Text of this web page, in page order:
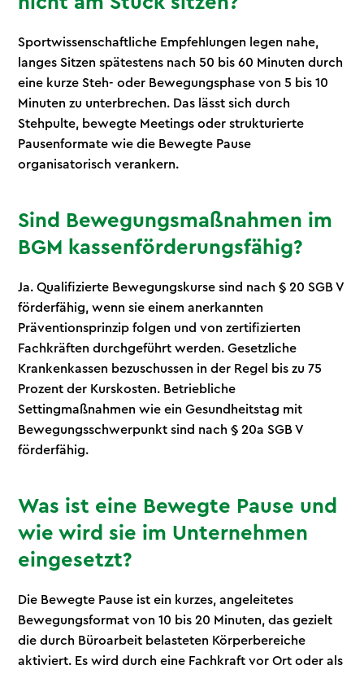
Sportwissenschaftliche Empfehlungen legen nahe,
langes Sitzen spätestens nach 50 bis 60 Minuten durch
eine kurze Steh- oder Bewegungsphase von 5 bis 10
Minuten zu unterbrechen. Das lässt sich durch
Stehpulte, bewegte Meetings oder strukturierte
Pausenformate wie die Bewegte Pause
organisatorisch verankern.
Sind Bewegungsmaßnahmen im
BGM kassenförderungsfähig?
Ja. Qualifizierte Bewegungskurse sind nach § 20 SGB V
förderfähig, wenn sie einem anerkannten
Präventionsprinzip folgen und von zertifizierten
Fachkräften durchgeführt werden. Gesetzliche
Krankenkassen bezuschussen in der Regel bis zu 75
Prozent der Kurskosten. Betriebliche
Settingmaßnahmen wie ein Gesundheitstag mit
Bewegungsschwerpunkt sind nach § 20a SGB V
förderfähig.
Was ist eine Bewegte Pause und
wie wird sie im Unternehmen
eingesetzt?
Die Bewegte Pause ist ein kurzes, angeleitetes
Bewegungsformat von 10 bis 20 Minuten, das gezielt
die durch Büroarbeit belasteten Körperbereiche
aktiviert. Es wird durch eine Fachkraft vor Ort oder als